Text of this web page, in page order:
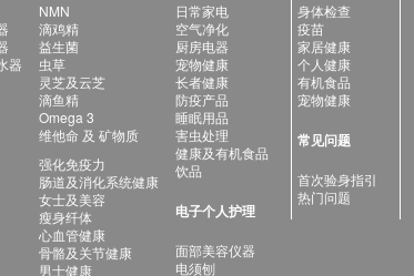
器
NMN
滴鸡精
益生菌
虫草
灵芝及云芝
滴鱼精
Omega 3
维他命 及 矿物质
强化免疫力
肠道及消化系统健康
女士及美容
瘦身纤体
心血管健康
骨骼及关节健康
男士健康
日常家电
空气净化
厨房电器
宠物健康
长者健康
防疫产品
睡眠用品
害虫处理
健康及有机食品
饮品
电子个人护理
面部美容仪器
电须刨
身体检查
疫苗
家居健康
个人健康
有机食品
宠物健康
常见问题
首次验身指引
热门问题